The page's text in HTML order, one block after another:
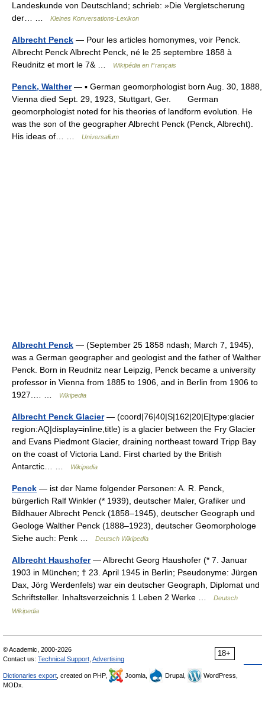
Landeskunde von Deutschland; schrieb: »Die Vergletscherung
der… …
Kleines Konversations-Lexikon
Albrecht Penck — Pour les articles homonymes, voir Penck.
Albrecht Penck Albrecht Penck, né le 25 septembre 1858 à
Reudnitz et mort le 7& …
Wikipédia en Français
Penck, Walther— ▪ German geomorphologist born Aug. 30, 1888,
Vienna died Sept. 29, 1923, Stuttgart, Ger. German
geomorphologist noted for his theories of landform evolution. He
was the son of the geographer Albrecht Penck (Penck, Albrecht).
His ideas of… …
Universalium
Albrecht Penck — (September 25 1858 ndash; March 7, 1945),
was a German geographer and geologist and the father of Walther
Penck. Born in Reudnitz near Leipzig, Penck became a university
professor in Vienna from 1885 to 1906, and in Berlin from 1906 to
1927.… …
Wikipedia
Albrecht Penck Glacier— (coord|76|40|S|162|20|E|type:glacier
region:AQ|display=inline,title) is a glacier between the Fry Glacier
and Evans Piedmont Glacier, draining northeast toward Tripp Bay
on the coast of Victoria Land. First charted by the British
Antarctic… …
Wikipedia
Penck — ist der Name folgender Personen: A. R. Penck,
bürgerlich Ralf Winkler (* 1939), deutscher Maler, Grafiker und
Bildhauer Albrecht Penck (1858–1945), deutscher Geograph und
Geologe Walther Penck (1888–1923), deutscher Geomorphologe
Siehe auch: Penk …
Deutsch Wikipedia
Albrecht Haushofer— Albrecht Georg Haushofer (* 7. Januar
1903 in München; † 23. April 1945 in Berlin; Pseudonyme: Jürgen
Dax, Jörg Werdenfels) war ein deutscher Geograph, Diplomat und
Schriftsteller. Inhaltsverzeichnis 1 Leben 2 Werke …
Deutsch
Wikipedia
18+
© Academic, 2000-2026
Contact us: Technical Support Advertising
Dictionaries export , created on PHP, Joomla, Drupal,
WordPress,
MODx.